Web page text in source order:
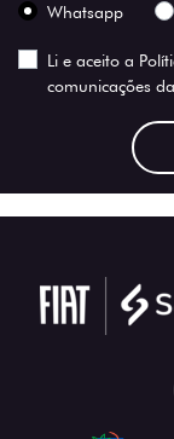
Whatsapp
Li e aceito a
comunicações